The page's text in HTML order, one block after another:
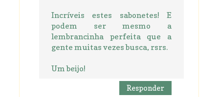
Incríveis estes sabonetes! E
podem ser mesmo a
lembrancinha perfeita que a
gente muitas vezes busca, rsrs.
Um beijo!
Responder